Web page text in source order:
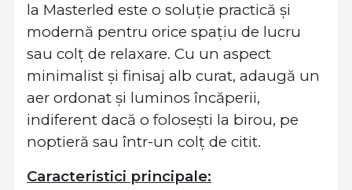
la Masterled este o soluție practică și
modernă pentru orice spațiu de lucru
sau colț de relaxare. Cu un aspect
minimalist și finisaj alb curat, adaugă un
aer ordonat și luminos încăperii,
indiferent dacă o folosești la birou, pe
noptieră sau într-un colț de citit.
Caracteristici principale: